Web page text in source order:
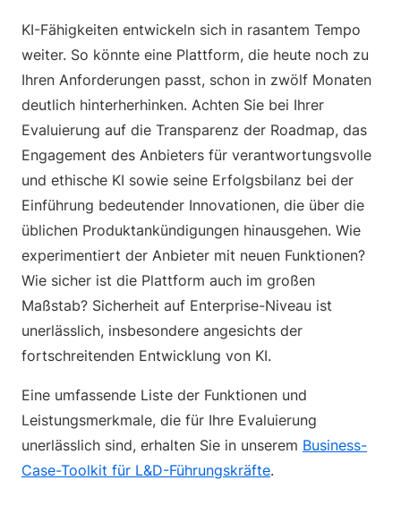
KI-Fähigkeiten entwickeln sich in rasantem Tempo
weiter. So könnte eine Plattform, die heute noch zu
Ihren Anforderungen passt, schon in zwölf Monaten
deutlich hinterherhinken. Achten Sie bei Ihrer
Evaluierung auf die Transparenz der Roadmap, das
Engagement des Anbieters für verantwortungsvolle
und ethische KI sowie seine Erfolgsbilanz bei der
Einführung bedeutender Innovationen, die über die
üblichen Produktankündigungen hinausgehen. Wie
experimentiert der Anbieter mit neuen Funktionen?
Wie sicher ist die Plattform auch im großen
Maßstab? Sicherheit auf Enterprise-Niveau ist
unerlässlich, insbesondere angesichts der
fortschreitenden Entwicklung von KI.
Eine umfassende Liste der Funktionen und
Leistungsmerkmale, die für Ihre Evaluierung
unerlässlich sind, erhalten Sie in unserem Business-
Case-Toolkit für L&D-Führungskräfte.